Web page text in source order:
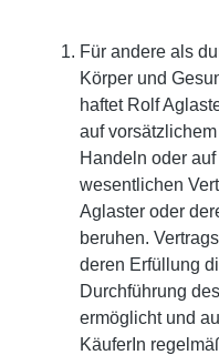
Für andere als
Körper und
haftet Rolf
auf
Handeln oder
wesentlichen
Aglaster oder
beruhen.
deren Erfüllung
Durchführung
ermöglicht und
KäuferIn